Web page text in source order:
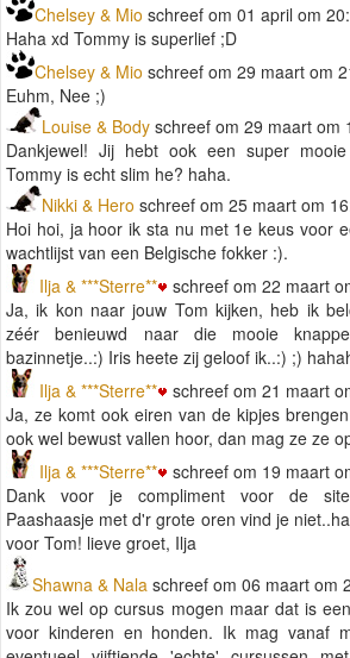
Chelsey & Mio schreef om 01 april om
Haha xd Tommy is superlief ;D
Chelsey & Mio schreef om 29 maart om
Euhm, Nee ;)
Louise & Body schreef om 29 maart om
Dankjewel! Jij hebt ook een super
Tommy is echt slim he? haha.
Nikki & Hero schreef om 25 maart om
Hoi hoi, ja hoor ik sta nu met 1e keus voor
wachtlijst van een Belgische fokker :).
Ilja & ***Sterre**
schreef om 22 maart
Ja, ik kon naar jouw Tom kijken, heb ik
zéér benieuwd naar die mooie
bazinnetje..:) Iris heete zij geloof ik..:) ;)
Ilja & ***Sterre**
schreef om 21 maart
Ja, ze komt ook eiren van de kipjes
ook wel bewust vallen hoor, dan mag ze ze
Ilja & ***Sterre**
schreef om 19 maart
Dank voor je compliment voor de
Paashaasje met d'r grote oren vind je
voor Tom! lieve groet, Ilja
Shawna & Nala schreef om 06 maart om
Ik zou wel op cursus mogen maar dat is
voor kinderen en honden. Ik mag vanaf